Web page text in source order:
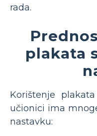
rada.
plakata
Korištenje
učionici ima
nastavku: